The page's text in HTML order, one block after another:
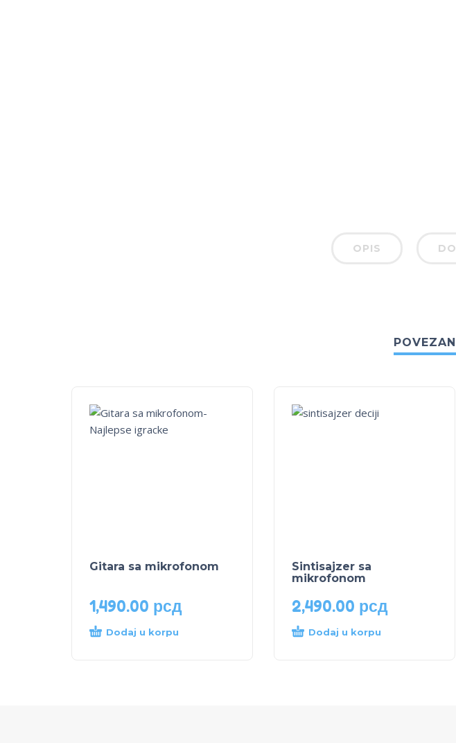
OPIS
Gitara sa mikrofonom
1,490.00 рсд
Dodaj u korpu
Sintisajzer sa
mikrofonom
2,490.00 рсд
Dodaj u korpu